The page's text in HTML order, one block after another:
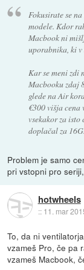
Fokusirate se
modele. Kdor
Macbook ni
uporabnika, ki
Kar se meni zdi
Macbooku zdaj
glede na Air
€300 višja
vsekakor za
doplačal za
Problem je samo
pri vstopni pro
hotwheels
:: 11. mar
To, da ni
vzameš Pro, če pa
vzameš Macbook,